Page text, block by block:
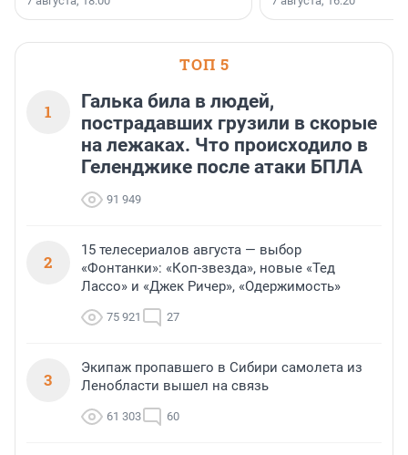
поменялась роль
ТОП 5
1
Галька била в людей,
пострадавших грузили в скорые
на лежаках. Что происходило в
Геленджике после атаки БПЛА
91 949
2
15 телесериалов августа — выбор
«Фонтанки»: «Коп-звезда», новые «Тед
Лассо» и «Джек Ричер», «Одержимость»
75 921 27
3
Экипаж пропавшего в Сибири самолета из
Ленобласти вышел на связь
61 303 60